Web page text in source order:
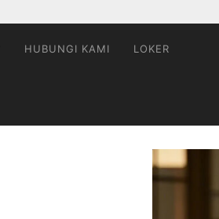
HUBUNGI KAMI LOKER